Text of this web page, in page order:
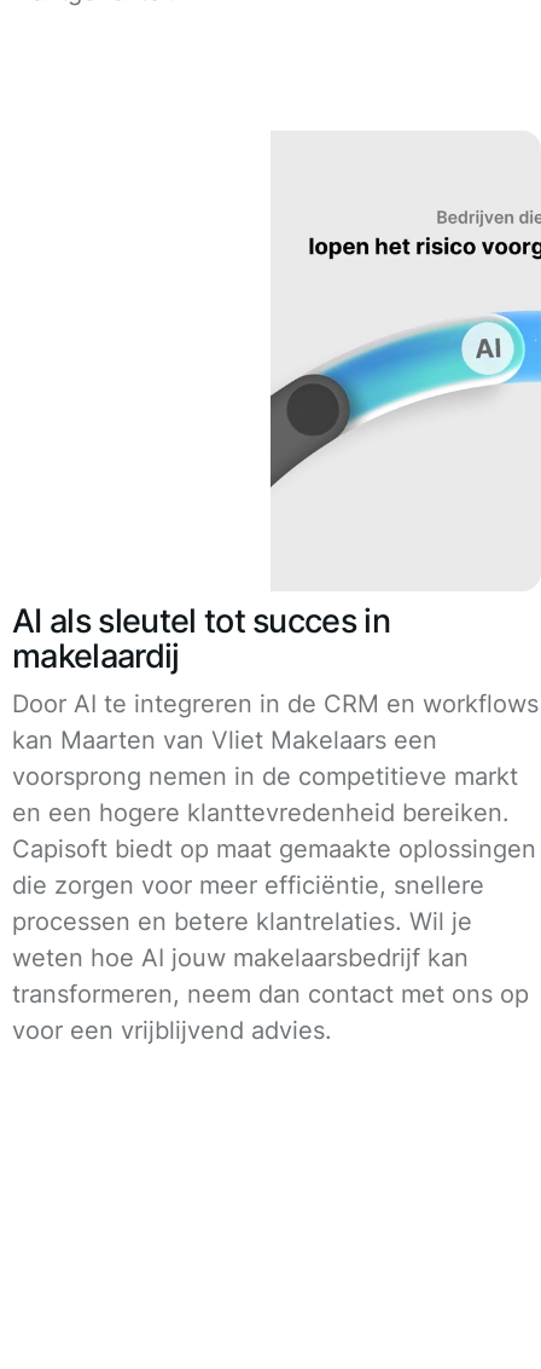
AI als sleutel tot succes in
makelaardij
Door AI te integreren in de CRM en workflows
kan Maarten van Vliet Makelaars een
voorsprong nemen in de competitieve markt
en een hogere klanttevredenheid bereiken.
Capisoft biedt op maat gemaakte oplossingen
die zorgen voor meer efficiëntie, snellere
processen en betere klantrelaties. Wil je
weten hoe AI jouw makelaarsbedrijf kan
transformeren, neem dan contact met ons op
voor een vrijblijvend advies.